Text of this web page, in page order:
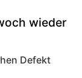
wieder
Defekt